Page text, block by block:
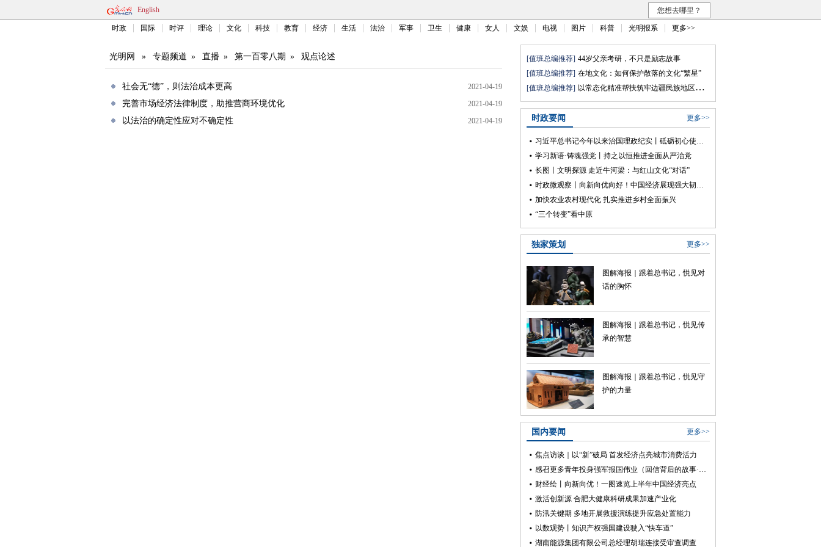
English 您想去哪里？
时政 国际 时评 理论 文化 科技 教育 经济 生活 法治 军事 卫生 健康 女人 文娱 电视 图片 科普 光明报系 更多>>
光明网 » 专题频道 » 直播 » 第一百零八期 » 观点论述
社会无“德”，则法治成本更高 2021-04-19
完善市场经济法律制度，助推营商环境优化 2021-04-19
以法治的确定性应对不确定性 2021-04-19